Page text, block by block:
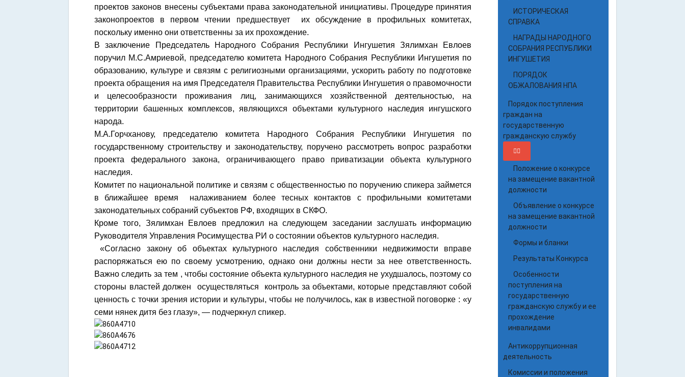
проектов законов внесены субъектами права законодательной инициативы. Процедуре принятия
законопроектов в первом чтении предшествует их обсуждение в профильных комитетах,
поскольку именно они ответственны за их прохождение.
В заключение Председатель Народного Собрания Республики Ингушетия Зялимхан Евлоев
поручил М.С.Амриевой, председателю комитета Народного Собрания Республики Ингушетия по
образованию, культуре и связям с религиозными организациями, ускорить работу по подготовке
проекта обращения на имя Председателя Правительства Республики Ингушетия о правомочности
и целесообразности проживания лиц, занимающихся хозяйственной деятельностью, на
территории башенных комплексов, являющихся объектами культурного наследия ингушского
народа.
М.А.Горчханову, председателю комитета Народного Собрания Республики Ингушетия по
государственному строительству и законодательству, поручено рассмотреть вопрос разработки
проекта федерального закона, ограничивающего право приватизации объекта культурного
наследия.
Комитет по национальной политике и связям с общественностью по поручению спикера займется
в ближайшее время налаживанием более тесных контактов с профильными комитетами
законодательных собраний субъектов РФ, входящих в СКФО.
Кроме того, Зялимхан Евлоев предложил на следующем заседании заслушать информацию
Руководителя Управления Росимущества РИ о состоянии объектов культурного наследия.
«Согласно закону об объектах культурного наследия собственники недвижимости вправе
распоряжаться ею по своему усмотрению, однако они должны нести за нее ответственность.
Важно следить за тем , чтобы состояние объекта культурного наследия не ухудшалось, поэтому со
стороны властей должен осуществляться контроль за объектами, которые представляют собой
ценность с точки зрения истории и культуры, чтобы не получилось, как в известной поговорке : «у
семи нянек дитя без глазу», — подчеркнул спикер.
ИСТОРИЧЕСКАЯ
СПРАВКА
НАГРАДЫ НАРОДНОГО
СОБРАНИЯ РЕСПУБЛИКИ
ИНГУШЕТИЯ
ПОРЯДОК
ОБЖАЛОВАНИЯ НПА
Порядок поступления
граждан на
государственную
гражданскую службу
Положение о конкурсе
на замещение вакантной
должности
Объявление о конкурсе
на замещение вакантной
должности
Формы и бланки
Результаты Конкурса
Особенности
поступления на
государственную
гражданскую службу и ее
прохождение
инвалидами
Антикоррупционная
деятельность
Комиссии и положения